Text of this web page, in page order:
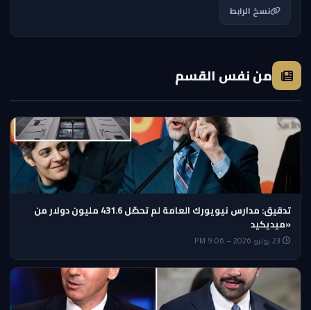
نسخ الرابط
من نفس القسم
تدقيق: مدارس نيويورك العامة لم تحصّل 431.6 مليون دولار من
«ميديكيد